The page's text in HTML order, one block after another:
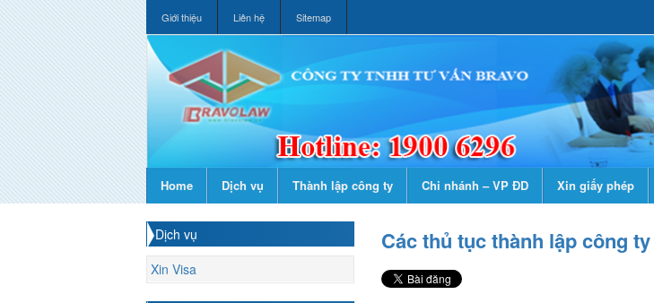
Giới thiệu Liên hệ Sitemap
Home Dịch vụ Thành lập công ty Chi nhánh – VP ĐD Xin giấy phép
Dịch vụ
Xin Visa
Các thủ tục thành lập công